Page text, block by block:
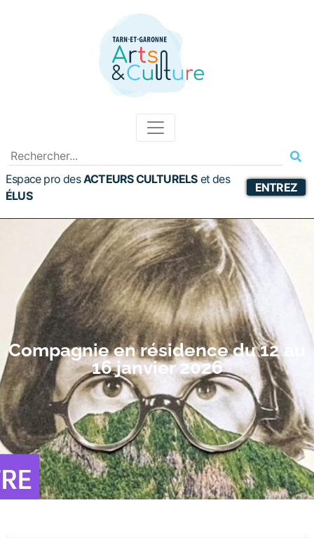
Espace pro desACTEURS CULTURELS etdes
ÉLUS
ENTREZ
Compagnie en résidence du 12 au
16 janvier 2026